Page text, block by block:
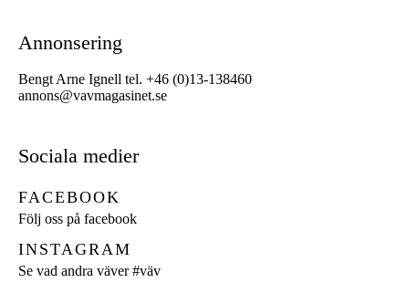
Annonsering
Bengt Arne Ignell tel. +46 (0)13-138460
annons@vavmagasinet.se
Sociala medier
FACEBOOK
Följ oss på facebook
INSTAGRAM
Se vad andra väver#väv